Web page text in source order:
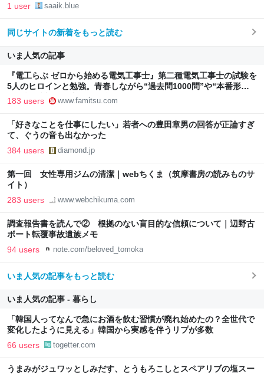
1 user saaik.blue
同じサイトの新着をもっと読む
いま人気の記事
『電工らぶ ゼロから始める電気工事士』第二種電気工事士の試験を
5人のヒロインと勉強。青春しながら“過去問1000問”や“本番形式
CBT模擬試験”で本格的に学べるノベルゲーム | ゲーム・エンタメ
最新情報のファミ通.com
183 users www.famitsu.com
「好きなことを仕事にしたい」若者への豊田章男の回答が正論すぎ
て、ぐうの音も出なかった
384 users diamond.jp
第一回 女性専用ジムの清潔｜webちくま（筑摩書房の読みものサ
イト）
283 users www.webchikuma.com
調査報告書を読んで② 根拠のない盲目的な信頼について｜辺野古
ボート転覆事故遺族メモ
94 users note.com/beloved_tomoka
いま人気の記事をもっと読む
いま人気の記事 - 暮らし
「韓国人ってなんで急にお酒を飲む習慣が廃れ始めたの？全世代で
変化したように見える」韓国から実感を伴うリプが多数
66 users togetter.com
うまみがジュワッとしみだす、とうもろこしとスペアリブの塩スー